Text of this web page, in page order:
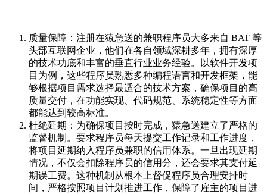
质量保障：注册在猿急送的兼职程序员大多来自 BAT 等
头部互联网企业，他们在各自领域深耕多年，拥有深厚
的技术功底和丰富的垂直行业业务经验。以软件开发项
目为例，这些程序员熟悉多种编程语言和开发框架，能
够根据项目需求选择最适合的技术方案，确保项目的高
质量交付，在功能实现、代码规范、系统稳定性等方面
都能达到较高标准。
杜绝延期：为确保项目按时完成，猿急送建立了严格的
监督机制。要求程序员每天提交工作记录和工作进度，
将项目延期纳入程序员兼职的信用体系。一旦出现延期
情况，不仅会扣除程序员的信用分，还会要求其支付延
期误工费。这种机制从根本上督促程序员合理安排时
间，严格按照项目计划推进工作，保障了雇主的项目进